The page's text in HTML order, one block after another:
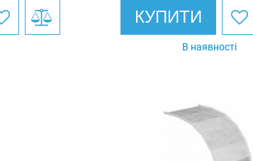
КУПИТИ
В наявності